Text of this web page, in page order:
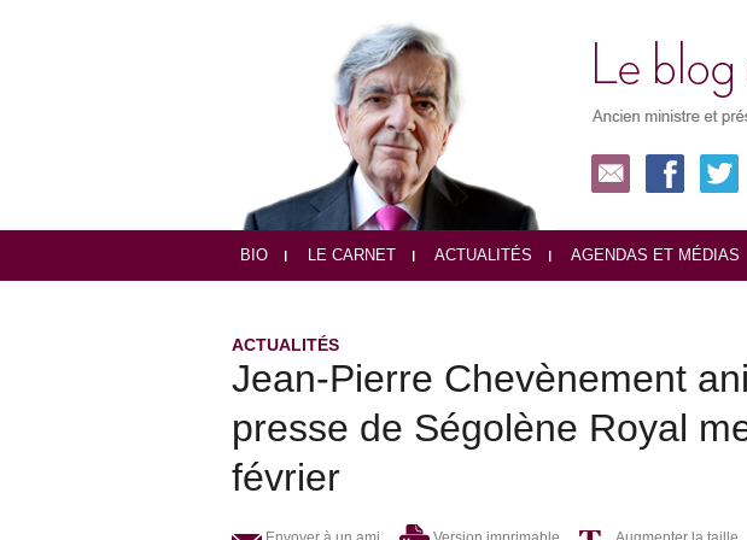
BIO LE CARNET ACTUALITÉS AGENDAS ET MÉDIAS
ACTUALITÉS
Jean-Pierre Chevènement
presse de Ségolène Royal
février